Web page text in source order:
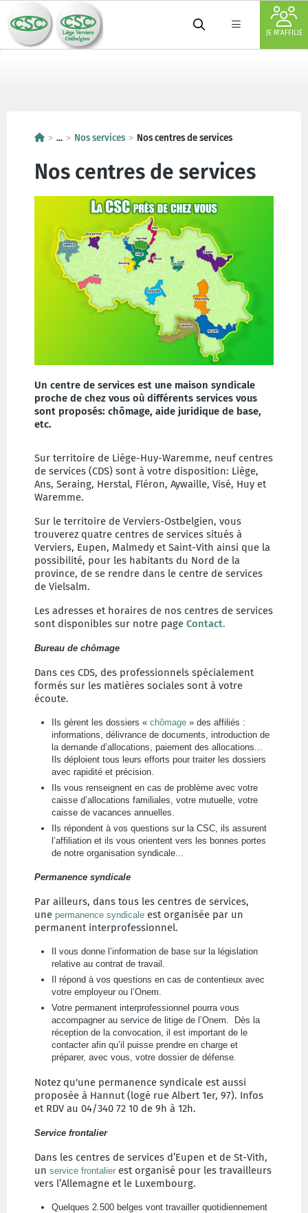
JE M'AFFILIE
... Nos services Nos centres de services
Nos centres de services
Un centre de services est une maison syndicale
proche de chez vous où différents services vous
sont proposés: chômage, aide juridique de base,
etc.
Sur territoire de Liège-Huy-Waremme, neuf centres
de services (CDS) sont à votre disposition: Liège,
Ans, Seraing, Herstal, Fléron, Aywaille, Visé, Huy et
Waremme.
Sur le territoire de Verviers-Ostbelgien, vous
trouverez quatre centres de services situés à
Verviers, Eupen, Malmedy et Saint-Vith ainsi que la
possibilité, pour les habitants du Nord de la
province, de se rendre dans le centre de services
de Vielsalm.
Les adresses et horaires de nos centres de services
sont disponibles sur notre page Contact.
Bureau de chômage
Dans ces CDS, des professionnels spécialement
formés sur les matières sociales sont à votre
écoute.
Ils gèrent les dossiers « chômage » des affiliés :
informations, délivrance de documents, introduction de
la demande d’allocations, paiement des allocations...
Ils déploient tous leurs efforts pour traiter les dossiers
avec rapidité et précision.
Ils vous renseignent en cas de problème avec votre
caisse d’allocations familiales, votre mutuelle, votre
caisse de vacances annuelles.
Ils répondent à vos questions sur la CSC, ils assurent
l’affiliation et ils vous orientent vers les bonnes portes
de notre organisation syndicale...
Permanence syndicale
Par ailleurs, dans tous les centres de services,
une permanence syndicale est organisée par un
permanent interprofessionnel.
Il vous donne l’information de base sur la législation
relative au contrat de travail.
Il répond à vos questions en cas de contentieux avec
votre employeur ou l’Onem.
Votre permanent interprofessionnel pourra vous
accompagner au service de litige de l’Onem. Dès la
réception de la convocation, il est important de le
contacter afin qu’il puisse prendre en charge et
préparer, avec vous, votre dossier de défense.
Notez qu'une permanence syndicale est aussi
proposée à Hannut (logé rue Albert 1er, 97). Infos
et RDV au 04/340 72 10 de 9h à 12h.
Service frontalier
Dans les centres de services d’Eupen et de St-Vith,
un service frontalier est organisé pour les travailleurs
vers l’Allemagne et le Luxembourg.
Quelques 2.500 belges vont travailler quotidiennement